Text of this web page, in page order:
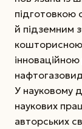
підготовкою
й підземним
кошторисною
інноваційною
У науковому
наукових
авторських